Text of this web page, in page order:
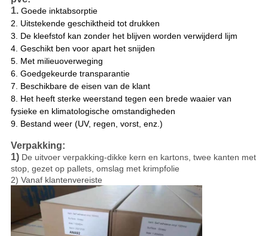
1. Goede inktabsorptie
2. Uitstekende geschiktheid tot drukken
3. De kleefstof kan zonder het blijven worden verwijderd lijm
4. Geschikt ben voor apart het snijden
5. Met milieuoverweging
6. Goedgekeurde transparantie
7. Beschikbare de eisen van de klant
8. Het heeft sterke weerstand tegen een brede waaier van
fysieke en klimatologische omstandigheden
9. Bestand weer (UV, regen, vorst, enz.)
Verpakking:
1) De uitvoer verpakking-dikke kern en kartons, twee kanten met
stop, gezet op pallets, omslag met krimpfolie
2) Vanaf klantenvereiste